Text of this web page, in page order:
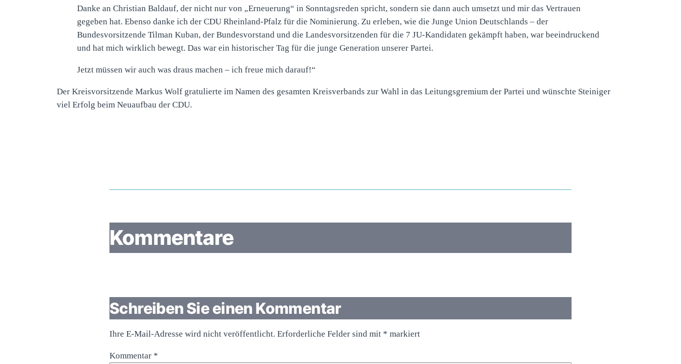
Danke an Christian Baldauf, der nicht nur von „Erneuerung“ in Sonntagsreden spricht, sondern sie dann auch umsetzt und mir das Vertrauen
gegeben hat. Ebenso danke ich der CDU Rheinland-Pfalz für die Nominierung. Zu erleben, wie die Junge Union Deutschlands – der
Bundesvorsitzende Tilman Kuban, der Bundesvorstand und die Landesvorsitzenden für die 7 JU-Kandidaten gekämpft haben, war beeindruckend
und hat mich wirklich bewegt. Das war ein historischer Tag für die junge Generation unserer Partei.
Jetzt müssen wir auch was draus machen – ich freue mich darauf!“
Der Kreisvorsitzende Markus Wolf gratulierte im Namen des gesamten Kreisverbands zur Wahl in das Leitungsgremium der Partei und wünschte Steiniger
viel Erfolg beim Neuaufbau der CDU.
Kommentare
Schreiben Sie einen Kommentar
Ihre E-Mail-Adresse wird nicht veröffentlicht. Erforderliche Felder sind mit * markiert
Kommentar *